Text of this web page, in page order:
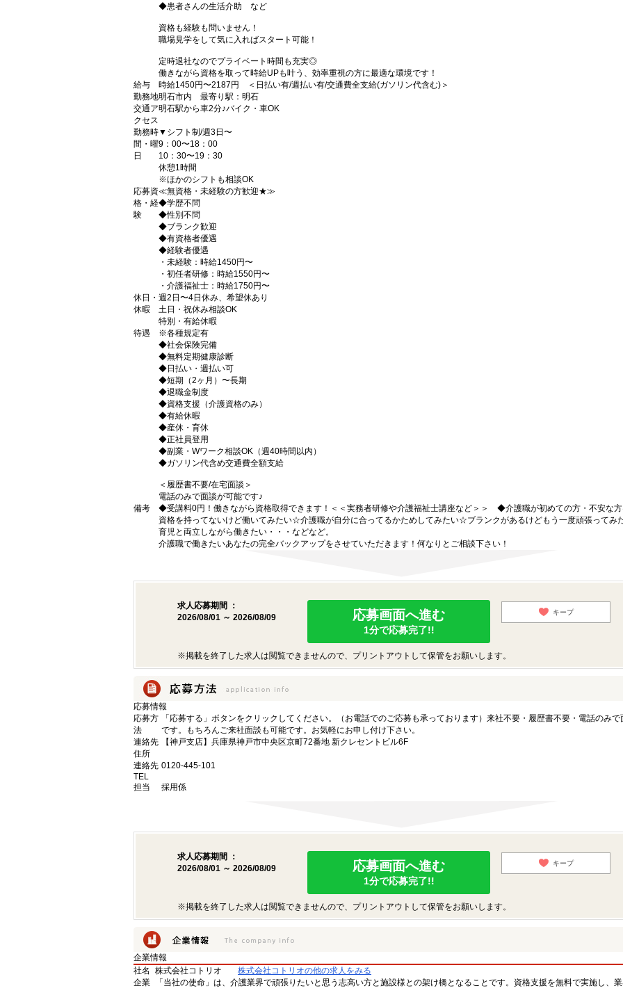
◆患者さんの生活介助 など
資格も経験も問いません！
職場見学をして気に入ればスタート可能！
定時退社なのでプライベート時間も充実◎
働きながら資格を取って時給UPも叶う、効率重視の方に最適な環境です！
給与
時給1450円〜2187円 ＜日払い有/週払い有/交通費全支給(ガソリン代含む)＞
勤務地明石市内 最寄り駅：明石
交通ア
クセス
明石駅から車2分♪バイク・車OK
勤務時
間・曜
日
▼シフト制/週3日〜
9：00〜18：00
10：30〜19：30
休憩1時間
※ほかのシフトも相談OK
応募資
格・経
験
≪無資格・未経験の方歓迎★≫
◆学歴不問
◆性別不問
◆ブランク歓迎
◆有資格者優遇
◆経験者優遇
・未経験：時給1450円〜
・初任者研修：時給1550円〜
・介護福祉士：時給1750円〜
休日・
休暇
週2日〜4日休み、希望休あり
土日・祝休み相談OK
特別・有給休暇
待遇
※各種規定有
◆社会保険完備
◆無料定期健康診断
◆日払い・週払い可
◆短期（2ヶ月）〜長期
◆退職金制度
◆資格支援（介護資格のみ）
◆有給休暇
◆産休・育休
◆正社員登用
◆副業・Wワーク相談OK（週40時間以内）
◆ガソリン代含め交通費全額支給
＜履歴書不要/在宅面談＞
電話のみで面談が可能です♪
備考
◆受講料0円！働きながら資格取得できます！＜＜実務者研修や介護福祉士講座など＞＞ ◆介護職が初めての方・不安な
資格を持ってないけど働いてみたい☆介護職が自分に合ってるかためしてみたい☆ブランクがあるけどもう一度頑張ってみ
育児と両立しながら働きたい・・・などなど。
介護職で働きたいあなたの完全バックアップをさせていただきます！何なりとご相談下さい！
求人応募期間 ：
2026/08/01 ～ 2026/08/09
応募画面へ進む
1分で応募完了!!
キープ
※掲載を終了した求人は閲覧できませんので、プリントアウトして保管をお願いします。
応募情報
応募方
法
「応募する」ボタンをクリックしてください。（お電話でのご応募も承っております）来社不要・履歴書不要・電話のみで
です。もちろんご来社面談も可能です。お気軽にお申し付け下さい。
連絡先
住所
【神戸支店】兵庫県神戸市中央区京町72番地 新クレセントビル6F
連絡先
TEL
0120-445-101
担当 採用係
求人応募期間 ：
2026/08/01 ～ 2026/08/09
応募画面へ進む
1分で応募完了!!
キープ
※掲載を終了した求人は閲覧できませんので、プリントアウトして保管をお願いします。
企業情報
社名
株式会社コトリオ
株式会社コトリオの他の求人をみる
企業
「当社の使命」は、介護業界で頑張りたいと思う志高い方と施設様との架け橋となることです。資格支援を無料で実施し、